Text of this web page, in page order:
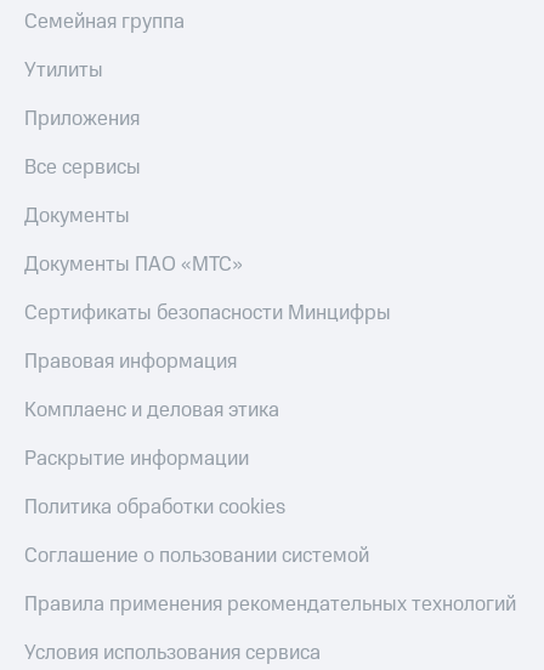
Семейная группа
Утилиты
Приложения
Все сервисы
Документы
Документы ПАО «МТС»
Сертификаты безопасности Минцифры
Правовая информация
Комплаенс и деловая этика
Раскрытие информации
Политика обработки cookies
Соглашение о пользовании системой
Правила применения рекомендательных технологий
Условия использования сервиса